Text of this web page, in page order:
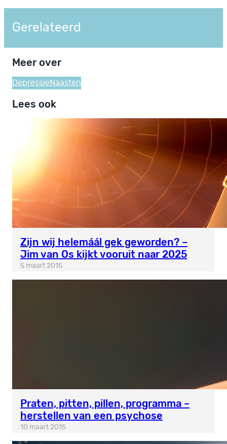
Gerelateerd
Meer over
Depressie Naasten
Lees ook
Zijn wij helemáál gek geworden? –
Jim van Os kijkt vooruit naar 2025
5 maart 2015
Praten, pitten, pillen, programma –
herstellen van een psychose
10 maart 2015